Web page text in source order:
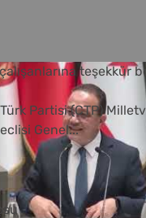
teşekkür
Partisi (CTP)
Genel...